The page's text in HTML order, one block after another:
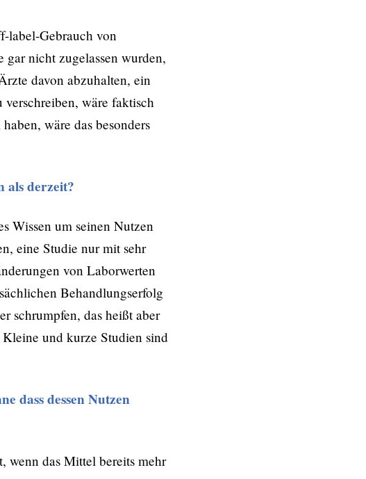
label-Gebrauch von
nicht zugelassen wurden,
davon abzuhalten, ein
wäre faktisch
wäre das besonders
als derzeit?
Wissen um seinen Nutzen
eine Studie nur mit sehr
von Laborwerten
Behandlungserfolg
schrumpfen, das heißt aber
und kurze Studien sind
dass dessen Nutzen
wenn das Mittel bereits mehr